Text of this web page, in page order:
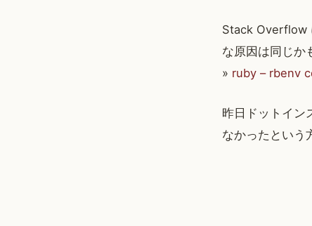
Stack Overflow
な原因は同じか
» ruby – rbenv
昨日ドットイン
なかったという